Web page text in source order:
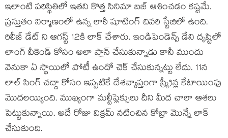
ఇలాంటి పరిస్థితిలో ఇతని కొత్త సినిమా బజ్ ఆశించడం కష్టమే.
ప్రస్తుతం నిర్మాణంలో ఉన్న లాఠీ షూటింగ్ చివరి స్టేజిలో ఉంది.
రిలీజ్ డేట్ ని ఆగస్ట్ 12కి లాక్ చేశారు. ఇండిపెండెన్స్ డేని దృష్టిలో
లాంగ్ వీకెండ్ కోసం అలా ప్లాన్ చేసుకున్నాడు కానీ ముందు
వెనుకా ఏ స్థాయిలో పోటీ ఉందో చెక్ చేసుకున్నట్టు లేదు. 11న
లాల్ సింగ్ చద్దా కోసం ఇప్పటికే దేశవ్యాప్తంగా స్క్రీన్ల కేటాయింపు
మొదలయ్యింది. ముఖ్యంగా మల్టీప్లెక్సులు దీని మీద చాలా ఆశలు
పెట్టుకున్నాయి. అదే రోజు విక్రమ్ నటించిన కోబ్రా మొన్నే లాక్
చేసుకుంది.